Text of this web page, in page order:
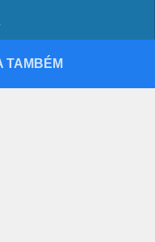
TAMBÉM